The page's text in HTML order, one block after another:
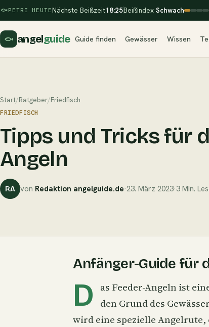
PETRI HEUTENächste Beißzeit18:25Beißindex Schwach
angelguide Guide finden Gewässer Wissen
Start/Ratgeber/Friedfisch
FRIEDFISCH
Tipps und Tricks für
Angeln
RA von Redaktion angelguide.de·23. März 2023·3 Min.
Anfänger-Guide für
D
as Feeder-Angeln ist
den Grund des
wird eine spezielle Angelrute,